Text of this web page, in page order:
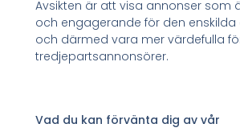
Avsikten är att visa annonser som
och engagerande för den
och därmed vara mer värdefulla
tredjepartsannonsörer.
Vad du kan förvänta dig av vår